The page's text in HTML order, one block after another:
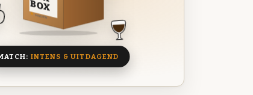
BOX
8 BIEREN
INTENS & UITDAGEND